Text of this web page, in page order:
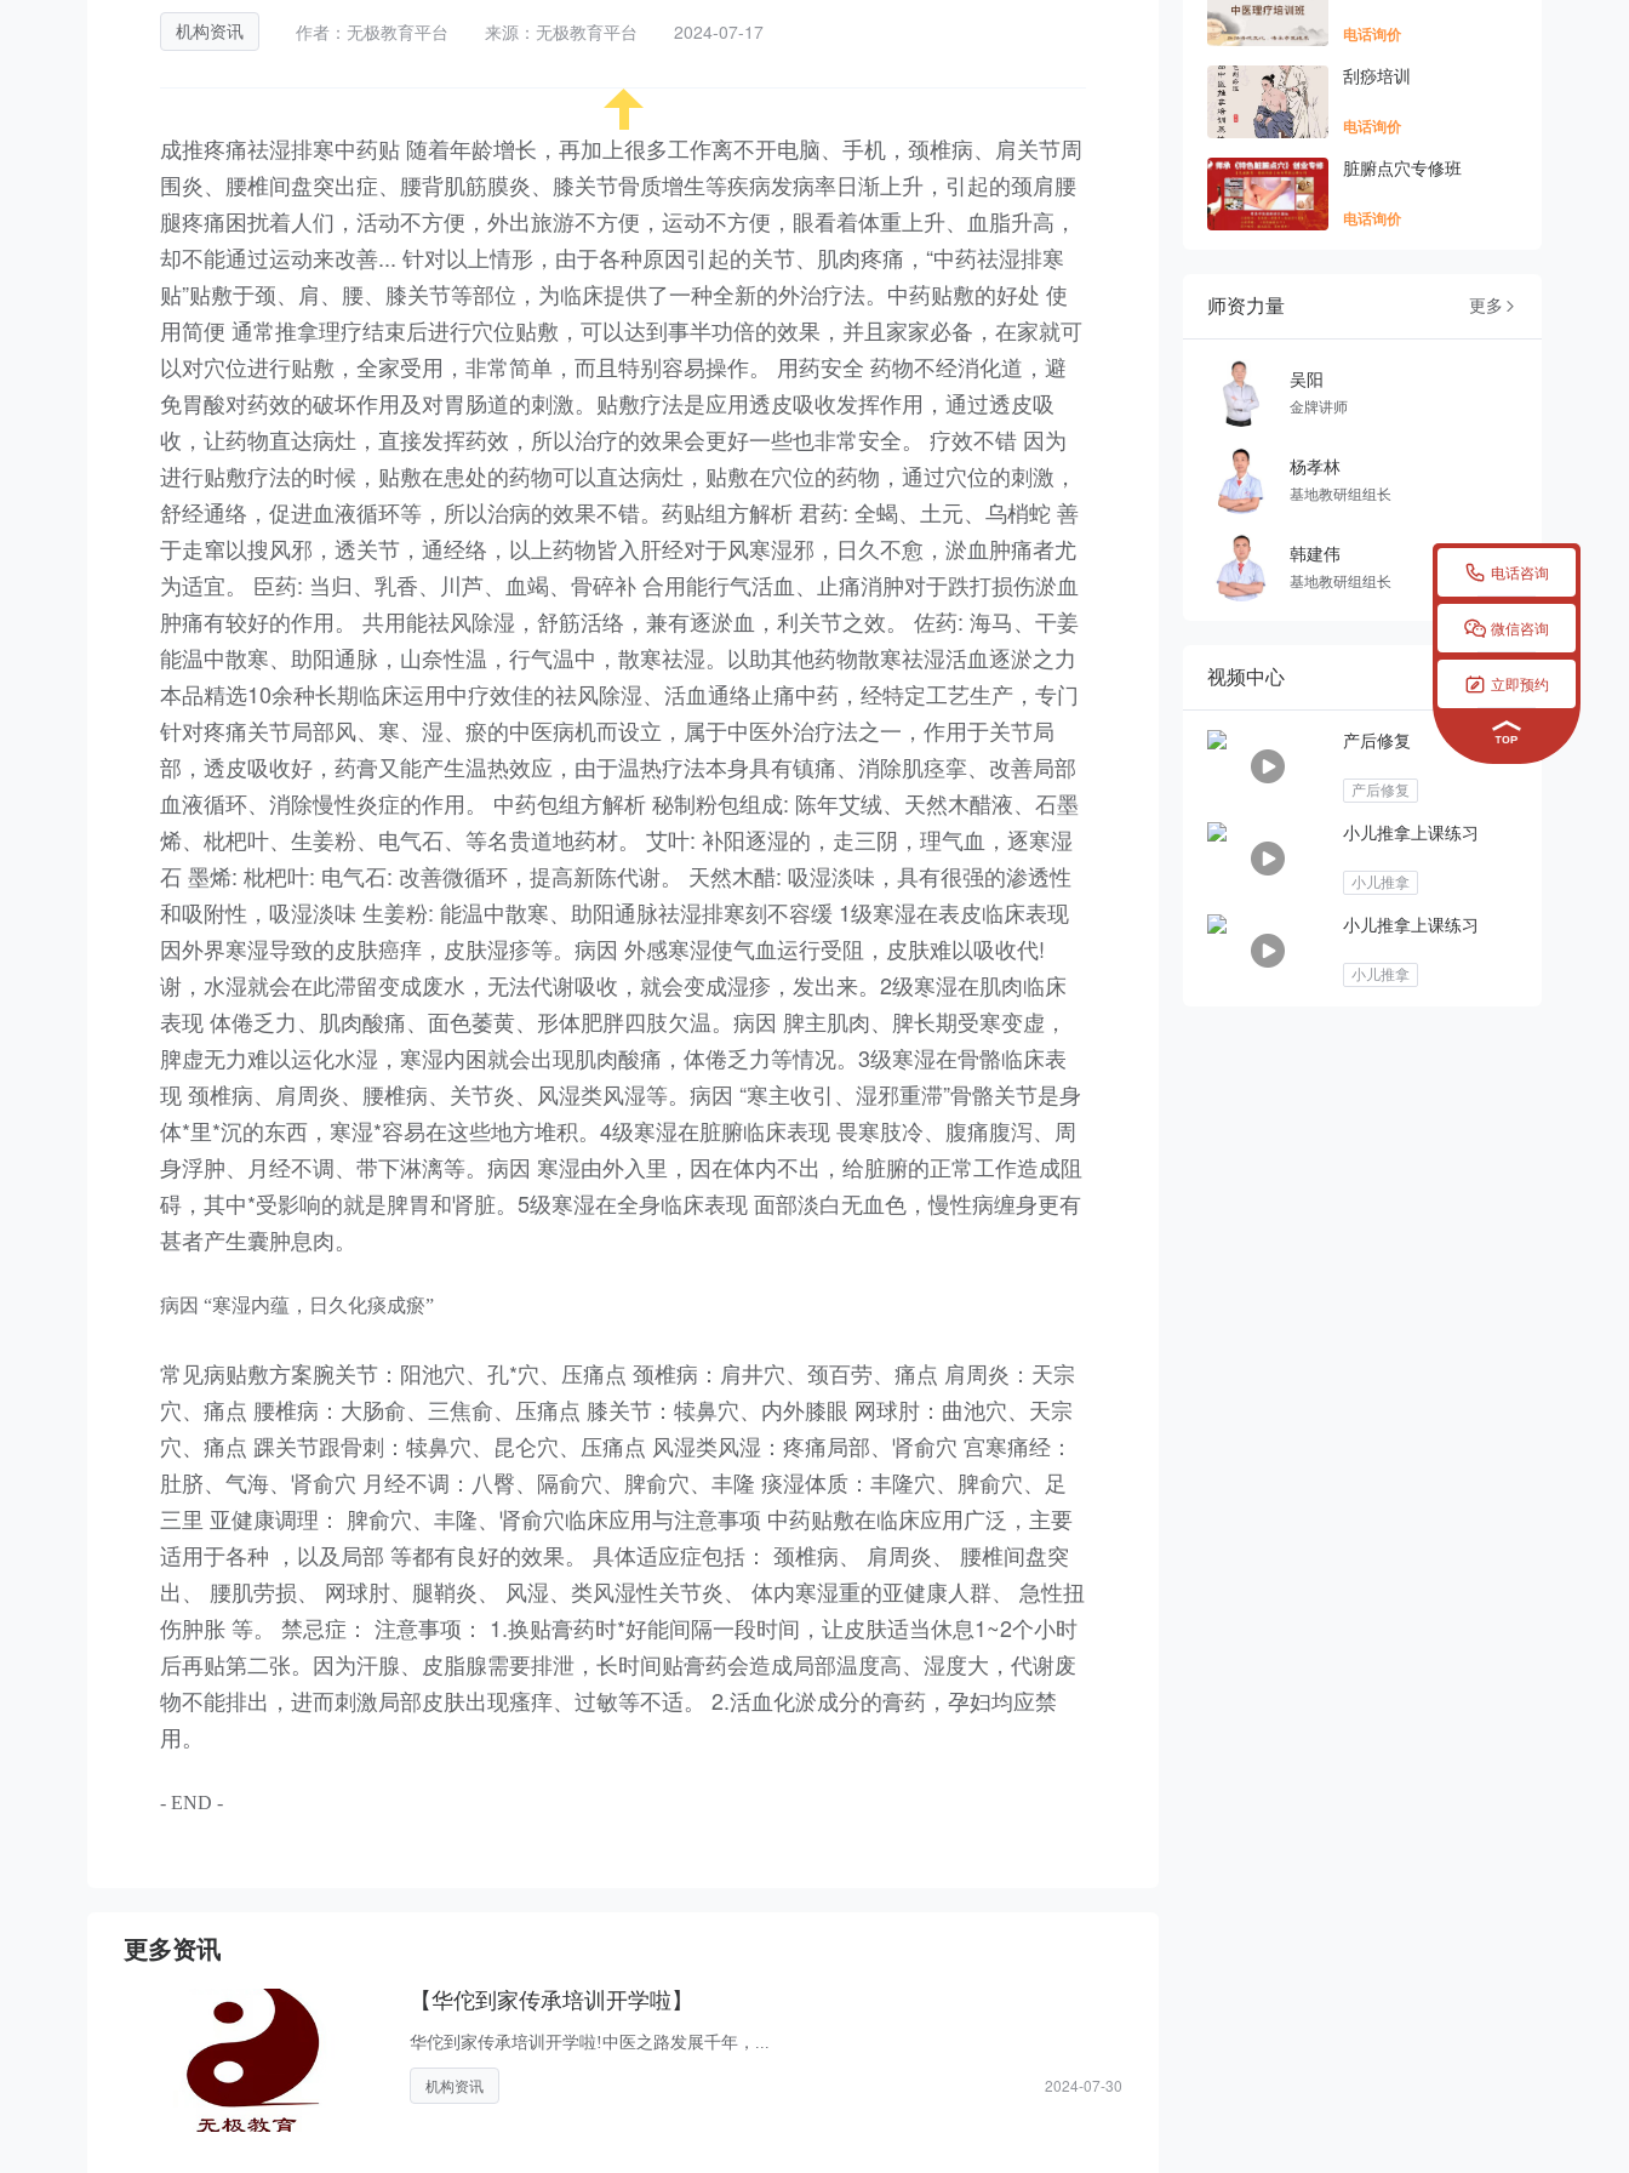
 电话咨询
 微信咨询
 立即预约
机构资讯 作者：无极教育平台 来源：无极教育平台 2024-07-17
成推疼痛祛湿排寒中药贴 随着年龄增长，再加上很多工作离不开电脑、手机，颈椎病、肩关节周
围炎、腰椎间盘突出症、腰背肌筋膜炎、膝关节骨质增生等疾病发病率日渐上升，引起的颈肩腰
腿疼痛困扰着人们，活动不方便，外出旅游不方便，运动不方便，眼看着体重上升、血脂升高，
却不能通过运动来改善... 针对以上情形，由于各种原因引起的关节、肌肉疼痛，“中药祛湿排寒
贴”贴敷于颈、肩、腰、膝关节等部位，为临床提供了一种全新的外治疗法。中药贴敷的好处 使
用简便 通常推拿理疗结束后进行穴位贴敷，可以达到事半功倍的效果，并且家家必备，在家就可
以对穴位进行贴敷，全家受用，非常简单，而且特别容易操作。 用药安全 药物不经消化道，避
免胃酸对药效的破坏作用及对胃肠道的刺激。贴敷疗法是应用透皮吸收发挥作用，通过透皮吸
收，让药物直达病灶，直接发挥药效，所以治疗的效果会更好一些也非常安全。 疗效不错 因为
进行贴敷疗法的时候，贴敷在患处的药物可以直达病灶，贴敷在穴位的药物，通过穴位的刺激，
舒经通络，促进血液循环等，所以治病的效果不错。药贴组方解析 君药: 全蝎、土元、乌梢蛇 善
于走窜以搜风邪，透关节，通经络，以上药物皆入肝经对于风寒湿邪，日久不愈，淤血肿痛者尤
为适宜。 臣药: 当归、乳香、川芦、血竭、骨碎补 合用能行气活血、止痛消肿对于跌打损伤淤血
肿痛有较好的作用。 共用能祛风除湿，舒筋活络，兼有逐淤血，利关节之效。 佐药: 海马、干姜
能温中散寒、助阳通脉，山奈性温，行气温中，散寒祛湿。以助其他药物散寒祛湿活血逐淤之力
本品精选10余种长期临床运用中疗效佳的祛风除湿、活血通络止痛中药，经特定工艺生产，专门
针对疼痛关节局部风、寒、湿、瘀的中医病机而设立，属于中医外治疗法之一，作用于关节局
部，透皮吸收好，药膏又能产生温热效应，由于温热疗法本身具有镇痛、消除肌痉挛、改善局部
血液循环、消除慢性炎症的作用。 中药包组方解析 秘制粉包组成: 陈年艾绒、天然木醋液、石墨
烯、枇杷叶、生姜粉、电气石、等名贵道地药材。 艾叶: 补阳逐湿的，走三阴，理气血，逐寒湿
石 墨烯: 枇杷叶: 电气石: 改善微循环，提高新陈代谢。 天然木醋: 吸湿淡味，具有很强的渗透性
和吸附性，吸湿淡味 生姜粉: 能温中散寒、助阳通脉祛湿排寒刻不容缓 1级寒湿在表皮临床表现
因外界寒湿导致的皮肤癌痒，皮肤湿疹等。病因 外感寒湿使气血运行受阻，皮肤难以吸收代!
谢，水湿就会在此滞留变成废水，无法代谢吸收，就会变成湿疹，发出来。2级寒湿在肌肉临床
表现 体倦乏力、肌肉酸痛、面色萎黄、形体肥胖四肢欠温。病因 脾主肌肉、脾长期受寒变虚，
脾虚无力难以运化水湿，寒湿内困就会出现肌肉酸痛，体倦乏力等情况。3级寒湿在骨骼临床表
现 颈椎病、肩周炎、腰椎病、关节炎、风湿类风湿等。病因 “寒主收引、湿邪重滞”骨骼关节是身
体*里*沉的东西，寒湿*容易在这些地方堆积。4级寒湿在脏腑临床表现 畏寒肢冷、腹痛腹泻、周
身浮肿、月经不调、带下淋漓等。病因 寒湿由外入里，因在体内不出，给脏腑的正常工作造成阻
碍，其中*受影响的就是脾胃和肾脏。5级寒湿在全身临床表现 面部淡白无血色，慢性病缠身更有
甚者产生囊肿息肉。
病因 “寒湿内蕴，日久化痰成瘀”
常见病贴敷方案腕关节：阳池穴、孔*穴、压痛点 颈椎病：肩井穴、颈百劳、痛点 肩周炎：天宗
穴、痛点 腰椎病：大肠俞、三焦俞、压痛点 膝关节：犊鼻穴、内外膝眼 网球肘：曲池穴、天宗
穴、痛点 踝关节跟骨刺：犊鼻穴、昆仑穴、压痛点 风湿类风湿：疼痛局部、肾俞穴 宫寒痛经：
肚脐、气海、肾俞穴 月经不调：八臀、隔俞穴、脾俞穴、丰隆 痰湿体质：丰隆穴、脾俞穴、足
三里 亚健康调理： 脾俞穴、丰隆、肾俞穴临床应用与注意事项 中药贴敷在临床应用广泛，主要
适用于各种 ，以及局部 等都有良好的效果。 具体适应症包括： 颈椎病、 肩周炎、 腰椎间盘突
出、 腰肌劳损、 网球肘、腿鞘炎、 风湿、类风湿性关节炎、 体内寒湿重的亚健康人群、 急性扭
伤肿胀 等。 禁忌症： 注意事项： 1.换贴膏药时*好能间隔一段时间，让皮肤适当休息1~2个小时
后再贴第二张。因为汗腺、皮脂腺需要排泄，长时间贴膏药会造成局部温度高、湿度大，代谢废
物不能排出，进而刺激局部皮肤出现瘙痒、过敏等不适。 2.活血化淤成分的膏药，孕妇均应禁
用。
- END -
更多资讯
【华佗到家传承培训开学啦】
华佗到家传承培训开学啦!中医之路发展千年，...
机构资讯 2024-07-30
电话询价
刮痧培训
电话询价
脏腑点穴专修班
电话询价
师资力量 更多 
吴阳
金牌讲师
杨孝林
基地教研组组长
韩建伟
基地教研组组长
视频中心
产后修复
产后修复
小儿推拿上课练习
小儿推拿
小儿推拿上课练习
小儿推拿